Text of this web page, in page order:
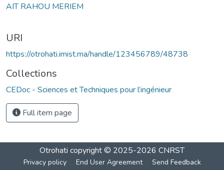
AIT RAHOU MERIEM
URI
https://otrohati.imist.ma/handle/123456789/48738
Collections
CEDoc - Sciences et Techniques pour l’ingénieur
Full item page
Otrohati copyright © 2025-2026 CNRST
Privacy policy End User Agreement Send Feedback